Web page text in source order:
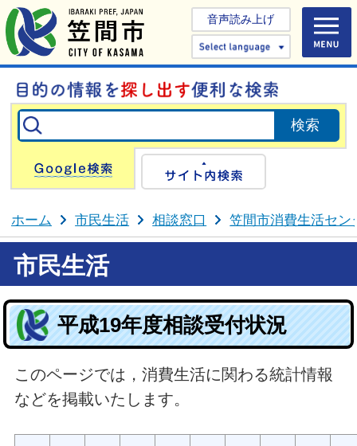
音声読み上げ
Select
Google検索
ホーム 市民生活 相談窓口 笠間市消費生活セン
市民生活
平成19年度相談受付状況
このページでは，消費生活に関わる統計情報
などを掲載いたします。